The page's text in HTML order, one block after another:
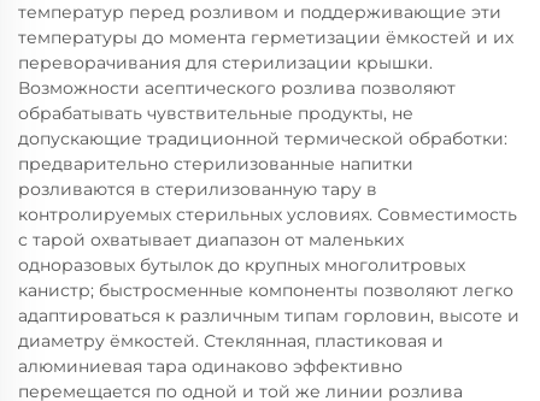
температур перед розливом и поддерживающие эти
температуры до момента герметизации ёмкостей и их
переворачивания для стерилизации крышки.
Возможности асептического розлива позволяют
обрабатывать чувствительные продукты, не
допускающие традиционной термической обработки:
предварительно стерилизованные напитки
розливаются в стерилизованную тару в
контролируемых стерильных условиях. Совместимость
с тарой охватывает диапазон от маленьких
одноразовых бутылок до крупных многолитровых
канистр; быстросменные компоненты позволяют легко
адаптироваться к различным типам горловин, высоте и
диаметру ёмкостей. Стеклянная, пластиковая и
алюминиевая тара одинаково эффективно
перемещается по одной и той же линии розлива